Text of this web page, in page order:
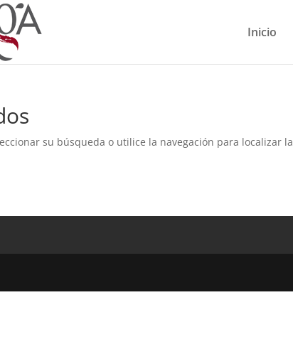
Inicio
su búsqueda o utilice la navegación para localizar la